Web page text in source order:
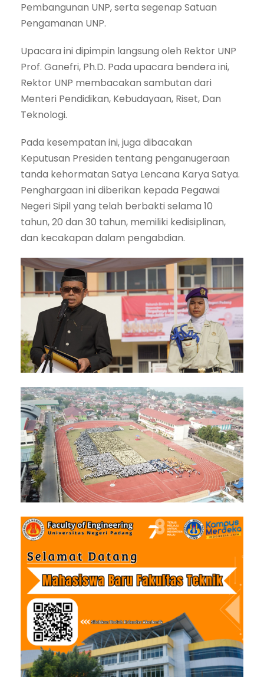
Pembangunan UNP, serta segenap Satuan
Pengamanan UNP.
Upacara ini dipimpin langsung oleh Rektor UNP
Prof. Ganefri, Ph.D. Pada upacara bendera ini,
Rektor UNP membacakan sambutan dari
Menteri Pendidikan, Kebudayaan, Riset, Dan
Teknologi.
Pada kesempatan ini, juga dibacakan
Keputusan Presiden tentang penganugeraan
tanda kehormatan Satya Lencana Karya Satya.
Penghargaan ini diberikan kepada Pegawai
Negeri Sipil yang telah berbakti selama 10
tahun, 20 dan 30 tahun, memiliki kedisiplinan,
dan kecakapan dalam pengabdian.